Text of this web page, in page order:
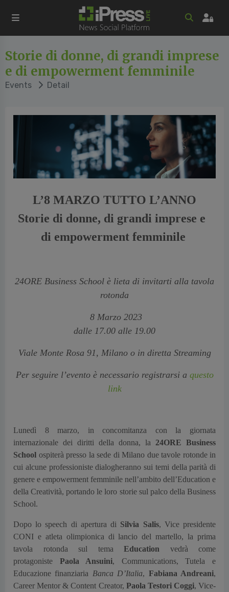
Storie di donne, di grandi imprese
e di empowerment femminile
Events Detail
L’8 MARZO TUTTO L’ANNO
Storie di donne, di grandi imprese e
di empowerment femminile
24ORE Business School è lieta di invitarti alla tavola
rotonda
8 Marzo 2023
dalle 17.00 alle 19.00
Viale Monte Rosa 91, Milano o in diretta Streaming
Per seguire l’evento è necessario registrarsi a questo
link
Lunedì 8 marzo, in concomitanza con la giornata
internazionale dei diritti della donna, la 24ORE Business
School ospiterà presso la sede di Milano due tavole rotonde in
cui alcune professioniste dialogheranno sui temi della parità di
genere e empowerment femminile nell’ambito dell’Education e
della Creatività, portando le loro storie sul palco della Business
School.
Dopo lo speech di apertura di Silvia Salis, Vice presidente
CONI e atleta olimpionica di lancio del martello, la prima
tavola rotonda sul tema Education vedrà come
protagoniste Paola Ansuini, Communications, Tutela e
Educazione finanziaria Banca D’Italia, Fabiana Andreani,
Career Mentor & Content Creator, Paola Testori Coggi, Vice-